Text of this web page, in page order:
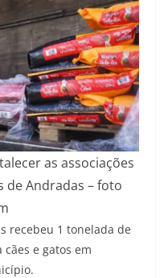
as associações
de Andradas – foto
recebeu 1 tonelada de
e gatos em